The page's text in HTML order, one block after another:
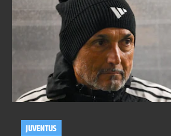
JUVENTUS